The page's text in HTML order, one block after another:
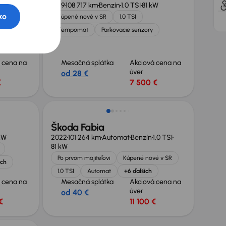
TDI
na
2019108 717 kmBenzín1.0 TSI81 kW
Kúpené nové v SR
1.0 TSI
Tempomat
Parkovacie senzory
Mesačná splátka
od 28 €
Akciová cena na
úver
7 500 €
na
Škoda Fabia
2022101 264 kmAutomatBenzín1.0 TSI
81 kW
Po prvom majiteľovi
Kúpené nové v SR
1.0 TSI
Automat +6 ďalších
Mesačná splátka
od 40 €
Akciová cena na
úver
11 100 €